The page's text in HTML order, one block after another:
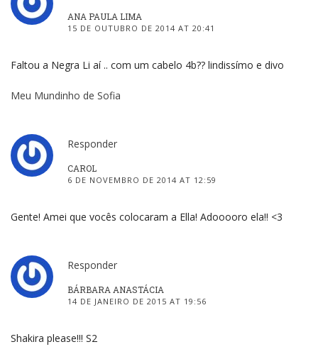
ANA PAULA LIMA
15 DE OUTUBRO DE 2014 AT 20:41
Faltou a Negra Li aí .. com um cabelo 4b?? lindissímo e divo
Meu Mundinho de Sofia
Responder
CAROL
6 DE NOVEMBRO DE 2014 AT 12:59
Gente! Amei que vocês colocaram a Ella! Adooooro ela!! <3
Responder
BÁRBARA ANASTÁCIA
14 DE JANEIRO DE 2015 AT 19:56
Shakira please!!! S2